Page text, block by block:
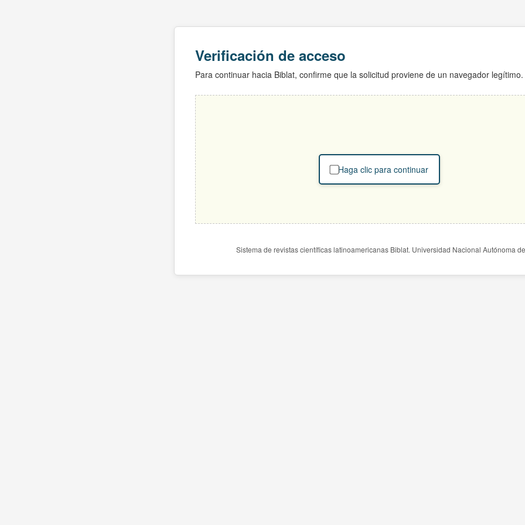
Verificación de acceso
Para continuar hacia Biblat, confirme que la solicitud proviene de un navegador legítimo.
Haga clic para continuar
Sistema de revistas científicas latinoamericanas Biblat. Universidad Nacional Autónoma